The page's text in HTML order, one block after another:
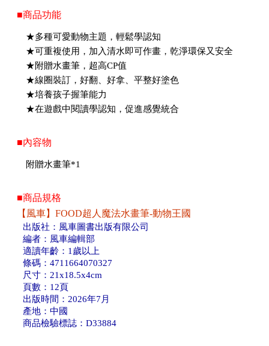
■商品功能
★多種可愛動物主題，輕鬆學認知
★可重複使用，加入清水即可作畫，乾淨環保又安全
★附贈水畫筆，超高CP值
★線圈裝訂，好翻、好拿、平整好塗色
★培養孩子握筆能力
★在遊戲中閱讀學認知，促進感覺統合
■內容物
附贈水畫筆*1
■商品規格
【風車】FOOD超人魔法水畫筆-動物王國
出版社：風車圖書出版有限公司
編者：風車編輯部
適讀年齡：1歲以上
條碼：4711664070327
尺寸：21x18.5x4cm
頁數：12頁
出版時間：2026年7月
產地：中國
商品檢驗標誌：D33884